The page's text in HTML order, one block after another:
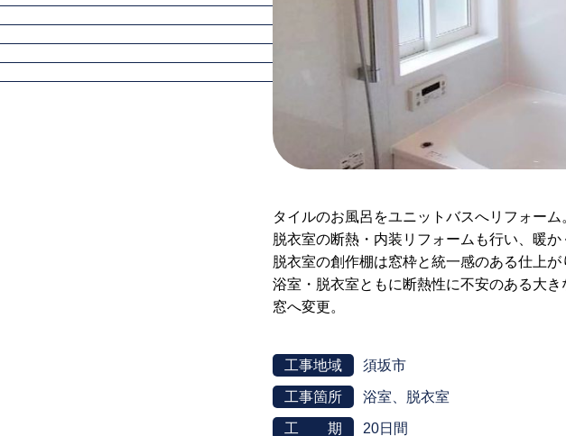
タイルのお風呂をユニットバスへリフォーム
脱衣室の断熱・内装リフォームも行い、暖か
脱衣室の創作棚は窓枠と統一感のある仕上が
浴室・脱衣室ともに断熱性に不安のある大
窓へ変更。
工事地域 須坂市
工事箇所 浴室、脱衣室
工 期 20日間